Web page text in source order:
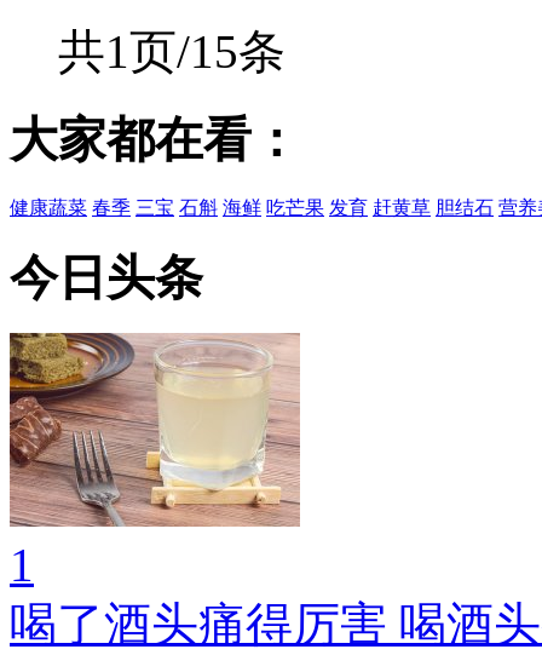
共1页/15条
大家都在看：
健康蔬菜 春季 三宝 石斛 海鲜 吃芒果 发育 赶黄草 胆结石 营养
今日头条
1
喝了酒头痛得厉害 喝酒